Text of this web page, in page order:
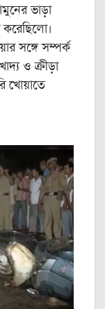
ভাড়া
করেছিলো।
সঙ্গে সম্পর্ক
ও ক্রীড়া
খোয়াতে